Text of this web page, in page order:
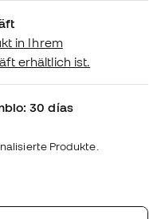
in Ihrem
erhältlich ist.
30 días
Produkte.